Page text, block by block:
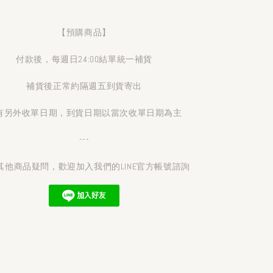
【預購商品】
付款後，每週日24:00結單統一補貨
補貨後正常約隔週五到貨寄出
另外收單日期，到貨日期以當次收單日期為主
---
他商品疑問，歡迎加入我們的LINE官方帳號諮詢